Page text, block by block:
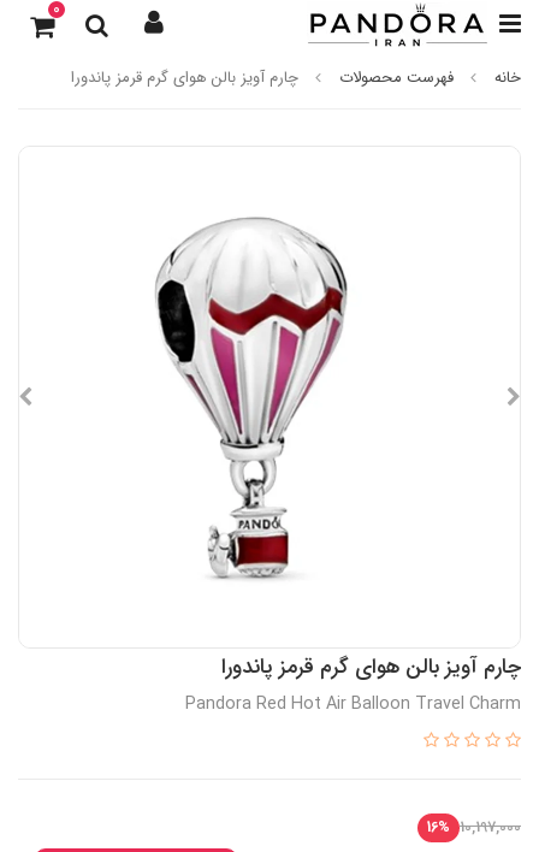
0
خانه فهرست محصولات چارم آویز بالن هوای گرم قرمز پاندورا
چارم آویز بالن هوای گرم قرمز پاندورا
Pandora Red Hot Air Balloon Travel Charm
10,197,000
16%